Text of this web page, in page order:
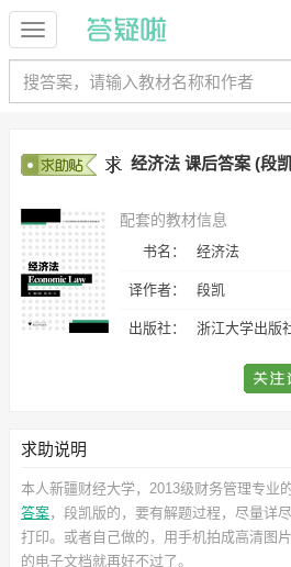
经济法 课后答案 (段
配套的教材信息
书名： 经济法
译作者： 段凯
出版社： 浙江大学出版
求助说明
本人新疆财经大学，2013级财务管理专业
答案，段凯版的，要有解题过程，尽量详
打印。或者自己做的，用手机拍成高清图
的电子文档就再好不过了。